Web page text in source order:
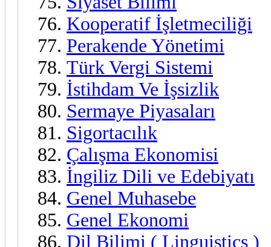
Kooperatif İşletmeciliği
Perakende Yönetimi
Türk Vergi Sistemi
İstihdam Ve İşsizlik
Sermaye Piyasaları
Sigortacılık
Çalışma Ekonomisi
İngiliz Dili ve Edebiyatı
Genel Muhasebe
Genel Ekonomi
Dil Bilimi ( Linguistics )